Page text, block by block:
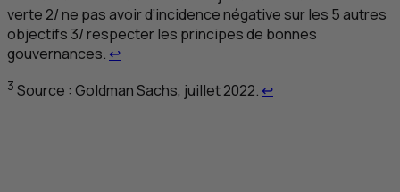
verte 2/ ne pas avoir d’incidence négative sur les 5 autres
objectifs 3/ respecter les principes de bonnes
gouvernances. ↩Retour au renvoi 2
3 Source : Goldman Sachs, juillet 2022. ↩Retour au renvoi 3